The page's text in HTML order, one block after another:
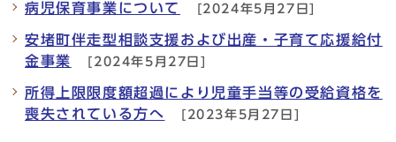
病児保育事業について [2024年5月27日]
安堵町伴走型相談支援および出産・子育て応援給付
金事業
[2024年5月27日]
所得上限限度額超過により児童手当等の受給資格を
喪失されている方へ
[2023年5月27日]